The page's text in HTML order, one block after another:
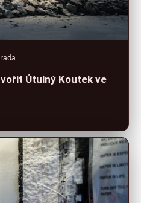
Útulný Koutek ve